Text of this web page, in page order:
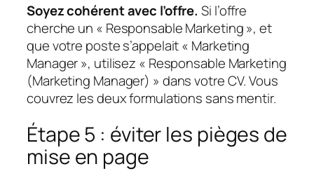
Soyez cohérent avec l’offre. Si l’offre
cherche un « Responsable Marketing », et
que votre poste s’appelait « Marketing
Manager », utilisez « Responsable Marketing
(Marketing Manager) » dans votre CV. Vous
couvrez les deux formulations sans mentir.
Étape 5 : éviter les pièges de
mise en page